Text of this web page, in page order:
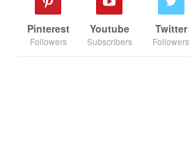
Twitter
Followers
Youtube
Subscribers
Pinterest
Followers